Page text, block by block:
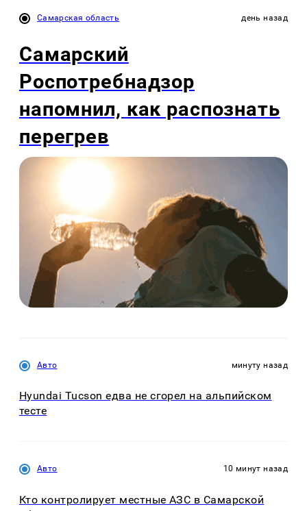
Самарская область день назад
Самарский
Роспотребнадзор
напомнил, как распознать
перегрев
Авто минуту назад
Hyundai Tucson едва не сгорел на альпийском
тесте
Авто 10 минут назад
Кто контролирует местные АЗС в Самарской